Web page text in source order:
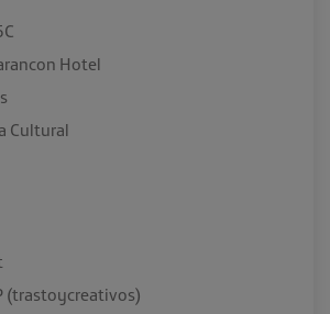
Hotel
Cultural
(trastoycreativos)